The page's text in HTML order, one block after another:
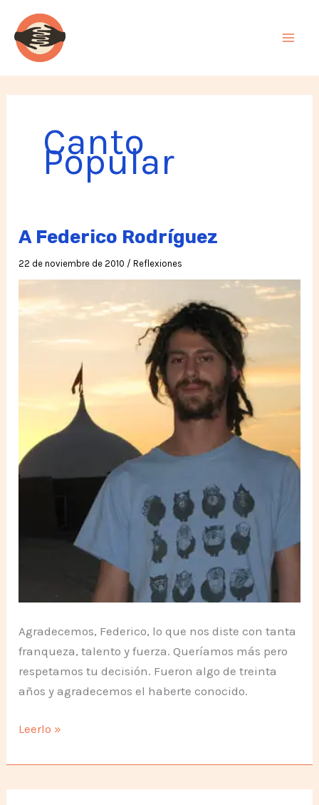
contenido
Canto
Popular
A Federico Rodríguez
22 de noviembre de 2010 /Reflexiones
Agradecemos, Federico, lo que nos diste con tanta
franqueza, talento y fuerza. Queríamos más pero
respetamos tu decisión. Fueron algo de treinta
años y agradecemos el haberte conocido.
A
Rodríguez
Leerlo »